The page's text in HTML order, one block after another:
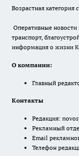
Возрастная категория
Оперативные
транспорт,
информация о жизни
О компании:
Главный
Контакты
Редакция:
Рекламный
Email
Телефон